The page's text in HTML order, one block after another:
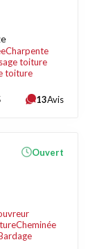
Charpente
toiture
toiture
13Avis
Cheminée
Ouvert